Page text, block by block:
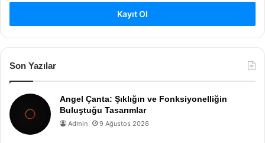
Kayıt Ol
Son Yazılar
Angel Çanta: Şıklığın ve Fonksiyonelliğin
Buluştuğu Tasarımlar
Admin 9 Ağustos 2026